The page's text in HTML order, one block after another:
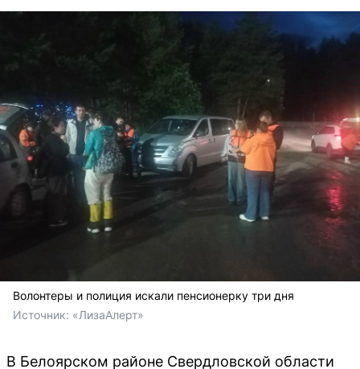
Волонтеры и полиция искали пенсионерку три дня
Источник: «ЛизаАлерт»
В Белоярском районе Свердловской области